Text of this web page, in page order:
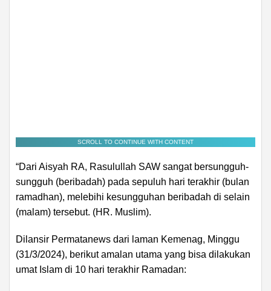
SCROLL TO CONTINUE WITH CONTENT
“Dari Aisyah RA, Rasulullah SAW sangat bersungguh-
sungguh (beribadah) pada sepuluh hari terakhir (bulan
ramadhan), melebihi kesungguhan beribadah di selain
(malam) tersebut. (HR. Muslim).
Dilansir Permatanews dari laman Kemenag, Minggu
(31/3/2024), berikut amalan utama yang bisa dilakukan
umat Islam di 10 hari terakhir Ramadan: